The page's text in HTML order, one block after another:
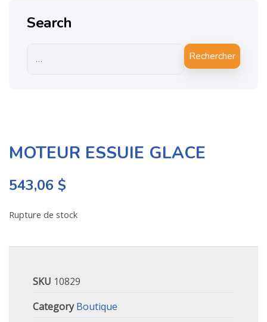
MOTEUR ESSUIE GLACE
543,06 $
Rupture de stock
SKU 10829
Category Boutique
Search
Rechercher